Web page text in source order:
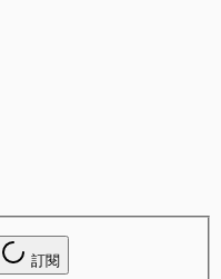
訂閱